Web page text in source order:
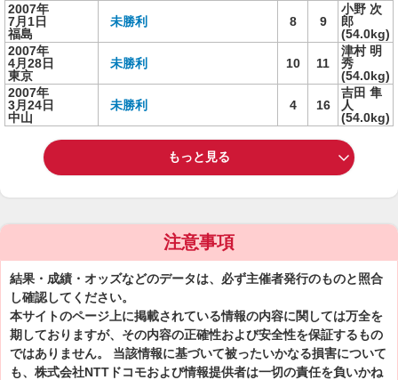
2007年
7月1日
福島
未勝利 8 9
小野 次
郎
(54.0kg)
2007年
4月28日
東京
未勝利 10 11
津村 明
秀
(54.0kg)
2007年
3月24日
中山
未勝利 4 16
吉田 隼
人
(54.0kg)
もっと見る
注意事項
結果・成績・オッズなどのデータは、必ず主催者発行のものと照合
し確認してください。
本サイトのページ上に掲載されている情報の内容に関しては万全を
期しておりますが、その内容の正確性および安全性を保証するもの
ではありません。 当該情報に基づいて被ったいかなる損害について
も、株式会社NTTドコモおよび情報提供者は一切の責任を負いかね